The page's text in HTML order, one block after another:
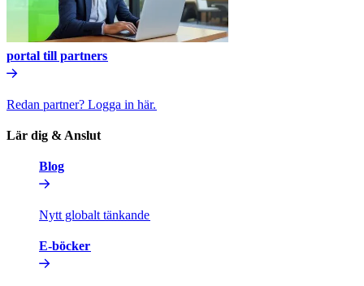
portal till partners​​
Redan partner? Logga in här.​​
Lär dig & Anslut​​
Blog​​
Nytt globalt tänkande​​
E-böcker​​